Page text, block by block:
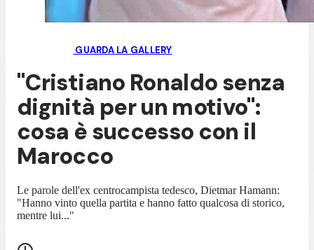
GUARDA LA GALLERY
"Cristiano Ronaldo senza
dignità per un motivo":
cosa è successo con il
Marocco
Le parole dell'ex centrocampista tedesco, Dietmar Hamann:
"Hanno vinto quella partita e hanno fatto qualcosa di storico,
mentre lui..."